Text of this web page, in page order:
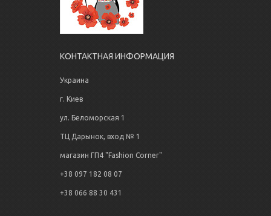
КОНТАКТНАЯ ИНФОРМАЦИЯ
Украина
г. Киев
ул. Беломорская 1
ТЦ Дарынок, вход № 1
магазин ГП4 "Fashion Corner"
+38 097 182 08 07
+38 066 88 30 431